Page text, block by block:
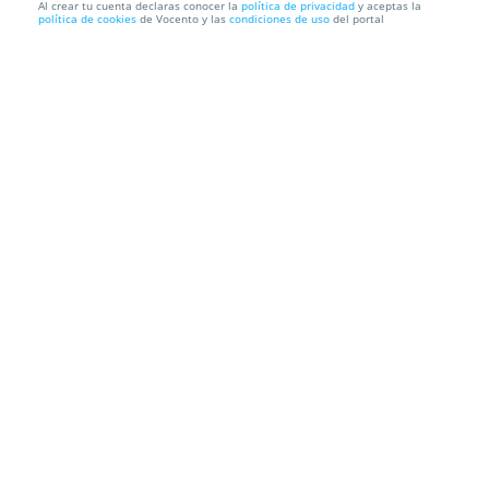
Entradas James Blunt Madrid
Al crear tu cuenta declaras conocer la política de privacidad y aceptas la
política de cookies de Vocento y las condiciones de uso del portal